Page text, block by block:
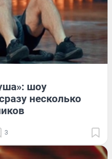
шоу
несколько
3